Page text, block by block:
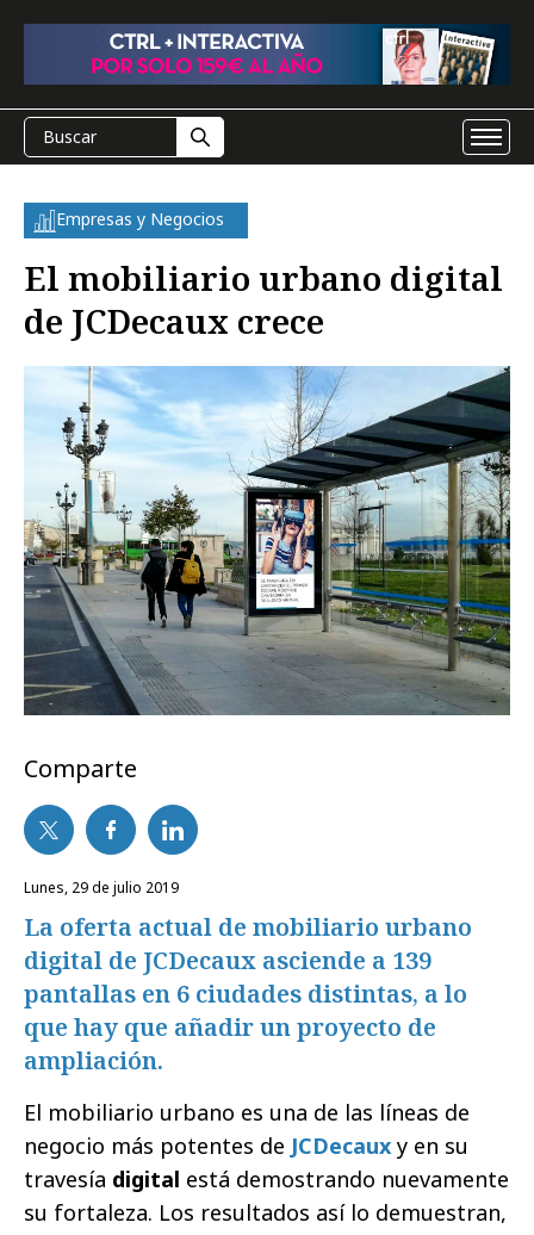
Empresas y Negocios
El mobiliario urbano digital
de JCDecaux crece
Comparte
lunes, 29 de julio 2019
La oferta actual de mobiliario urbano
digital de JCDecaux asciende a 139
pantallas en 6 ciudades distintas, a lo
que hay que añadir un proyecto de
ampliación.
El mobiliario urbano es una de las líneas de
negocio más potentes de JCDecaux y en su
travesía digital está demostrando nuevamente
su fortaleza. Los resultados así lo demuestran,